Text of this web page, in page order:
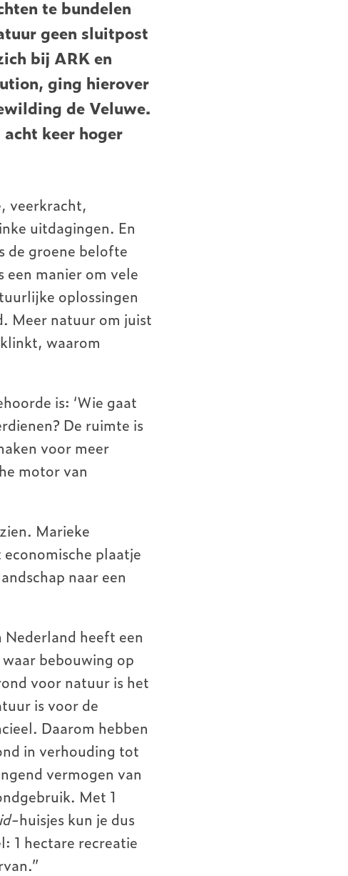
te bundelen
geen sluitpost
bij ARK en
ging hierover
de Veluwe.
keer hoger
veerkracht,
uitdagingen. En
de groene belofte
manier om vele
oplossingen
Meer natuur om juist
waarom
is: ‘Wie gaat
De ruimte is
voor meer
motor van
Marieke
plaatje
naar een
Nederland heeft een
bebouwing op
voor natuur is het
is voor de
Daarom hebben
in verhouding tot
vermogen van
Met 1
-huisjes kun je dus
1 hectare recreatie